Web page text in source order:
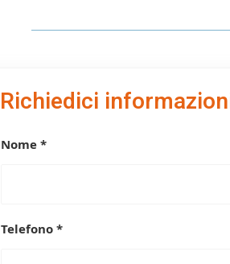
Richiedici
Nome *
Telefono *